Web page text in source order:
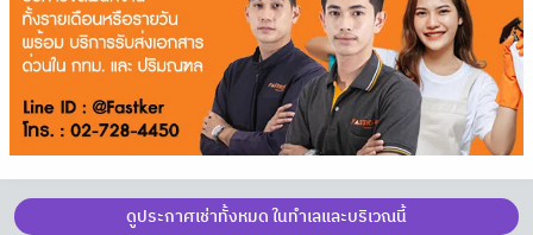
ดูประกาศเช่าทั้งหมด ในทำเลและบริเวณนี้